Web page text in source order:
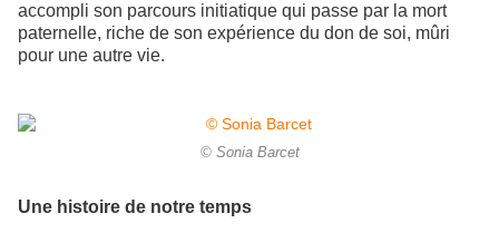
accompli son parcours initiatique qui passe par la mort
paternelle, riche de son expérience du don de soi, mûri
pour une autre vie.
© Sonia Barcet
Une histoire de notre temps